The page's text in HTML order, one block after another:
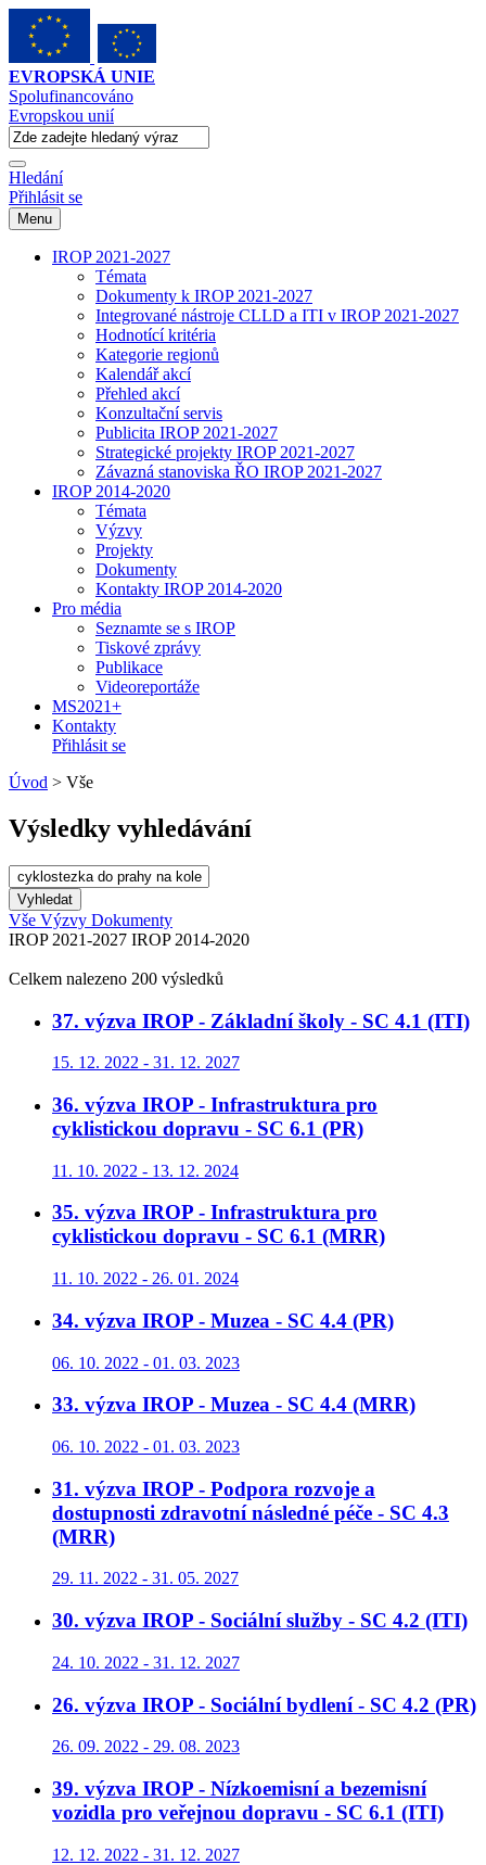
EVROPSKÁ UNIE
Spolufinancováno
Evropskou unií
Hledání
Přihlásit se
Menu
IROP 2021-2027
Témata
Dokumenty k IROP 2021-2027
Integrované nástroje CLLD a ITI v IROP 2021-2027
Hodnotící kritéria
Kategorie regionů
Kalendář akcí
Přehled akcí
Konzultační servis
Publicita IROP 2021-2027
Strategické projekty IROP 2021-2027
Závazná stanoviska ŘO IROP 2021-2027
IROP 2014-2020
Témata
Výzvy
Projekty
Dokumenty
Kontakty IROP 2014-2020
Pro média
Seznamte se s IROP
Tiskové zprávy
Publikace
Videoreportáže
MS2021+
Kontakty
Přihlásit se
Úvod > Vše
Výsledky vyhledávání
Vše Výzvy Dokumenty
IROP 2021-2027 IROP 2014-2020
Celkem nalezeno 200 výsledků
37. výzva IROP - Základní školy - SC 4.1 (ITI)
15. 12. 2022 - 31. 12. 2027
36. výzva IROP - Infrastruktura pro
cyklistickou dopravu - SC 6.1 (PR)
11. 10. 2022 - 13. 12. 2024
35. výzva IROP - Infrastruktura pro
cyklistickou dopravu - SC 6.1 (MRR)
11. 10. 2022 - 26. 01. 2024
34. výzva IROP - Muzea - SC 4.4 (PR)
06. 10. 2022 - 01. 03. 2023
33. výzva IROP - Muzea - SC 4.4 (MRR)
06. 10. 2022 - 01. 03. 2023
31. výzva IROP - Podpora rozvoje a
dostupnosti zdravotní následné péče - SC 4.3
(MRR)
29. 11. 2022 - 31. 05. 2027
30. výzva IROP - Sociální služby - SC 4.2 (ITI)
24. 10. 2022 - 31. 12. 2027
26. výzva IROP - Sociální bydlení - SC 4.2 (PR)
26. 09. 2022 - 29. 08. 2023
39. výzva IROP - Nízkoemisní a bezemisní
vozidla pro veřejnou dopravu - SC 6.1 (ITI)
12. 12. 2022 - 31. 12. 2027